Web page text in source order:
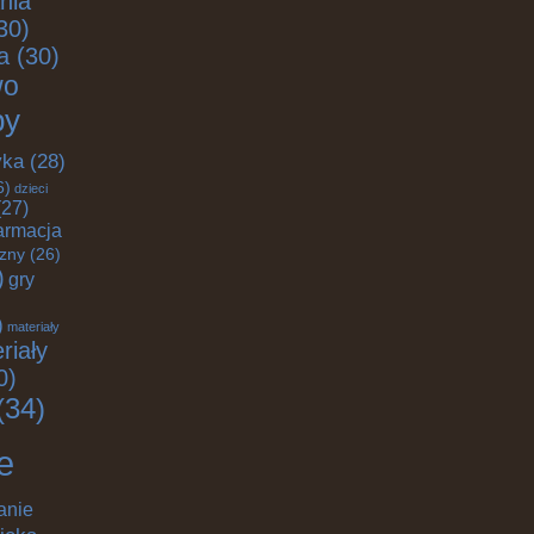
(30)
(28)
dzieci
(26)
gry
materiały